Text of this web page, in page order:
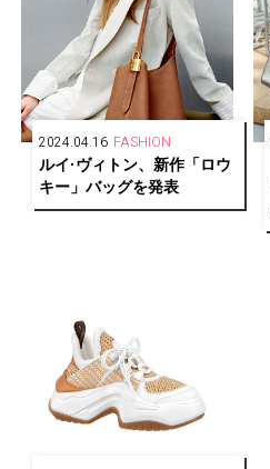
2024.04.16 FASHION
ルイ·ヴィトン、新作「ロウ
キー」バッグを発表